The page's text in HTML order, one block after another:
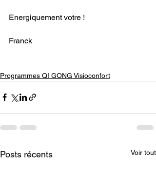
Energiquement votre !
Franck
Programmes QI GONG Visioconfort
Posts récents Voir tout